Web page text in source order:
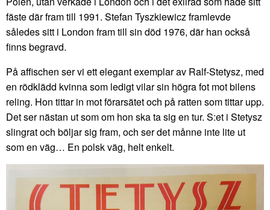
fäste där fram till 1991. Stefan Tyszkiewicz framlevde
således sitt i London fram till sin död 1976, där han också
finns begravd.
På affischen ser vi ett elegant exemplar av Ralf-Stetysz, med
en rödklädd kvinna som ledigt vilar sin högra fot mot bilens
reling. Hon tittar in mot förarsätet och på ratten som tittar upp.
Det ser nästan ut som om hon ska ta sig en tur. S:et i Stetysz
slingrat och böljar sig fram, och ser det månne inte lite ut
som en väg… En polsk väg, helt enkelt.